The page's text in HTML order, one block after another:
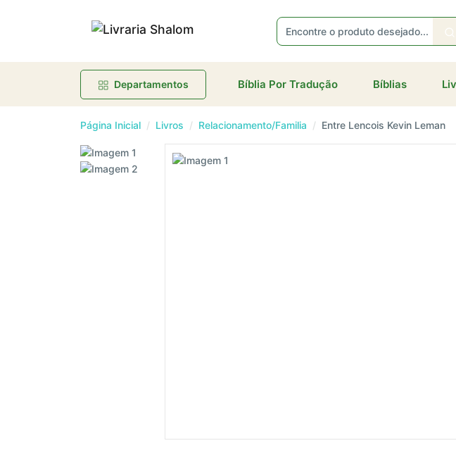
Departamentos Bíblia Por Tradução Bíblias
Página Inicial Livros Relacionamento/Familia Entre Lencois Kevin Leman
Receba ofertas e